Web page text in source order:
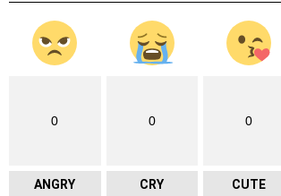
0
ANGRY
0
CRY
0
CUTE